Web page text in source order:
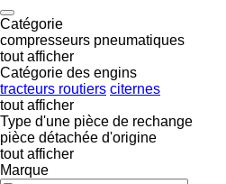
Catégorie
compresseurs pneumatiques
tout afficher
Catégorie des engins
tracteurs routiers citernes
tout afficher
Type d'une pièce de rechange
pièce détachée d'origine
tout afficher
Marque